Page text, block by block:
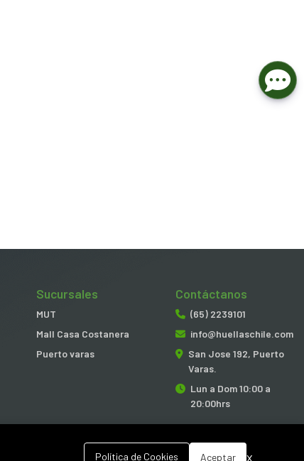
Sucursales
MUT
Mall Casa Costanera
Puerto varas
Contáctanos
(65) 2239101
info@huellaschile.com
San Jose 192, Puerto
Varas.
Lun a Dom 10:00 a
20:00hrs
Política de Cookies Aceptar x